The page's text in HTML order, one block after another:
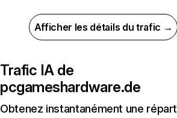
Afficher les détails du trafic →
Trafic IA de
pcgameshardware.de
Obtenez instantanément une